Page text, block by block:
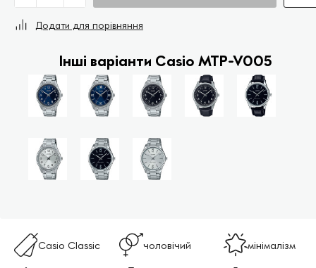
Додати для порівняння
Інші варіанти Casio MTP-V005
Casio Classic чоловічий мінімалізм